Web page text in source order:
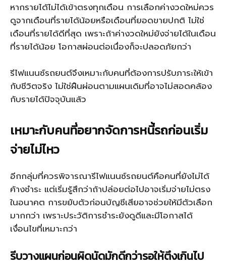
หากรายได้ไม่ได้เข้าตรงทุกเดือน การเลือกค่างวดใหม่ควร
ดูจากเดือนที่รายได้น้อยหรือเดือนที่ยอดขายปกติ ไม่ใช่
เดือนที่รายได้ดีที่สุด เพราะถ้าค่างวดใหม่ยังจ่ายได้ในเดือน
ที่รายได้น้อย โอกาสผ่อนต่อเนื่องก็จะปลอดภัยกว่า
รีไฟแนนซ์รถยนต์จึงเหมาะกับคนที่ต้องการปรับภาระให้เข้า
กับชีวิตจริง ไม่ใช่ฝืนผ่อนตามแผนเดิมที่อาจไม่สอดคล้อง
กับรายได้ปัจจุบันแล้ว
เหมาะกับคนที่อยากจัดการหนี้รถก่อนเริ่ม
จ่ายไม่ไหว
อีกกลุ่มที่ควรพิจารณารีไฟแนนซ์รถยนต์คือคนที่ยังไม่ได้
ค้างชำระ แต่เริ่มรู้สึกว่าถ้าปล่อยต่อไปอาจเริ่มจ่ายไม่ตรง
ในอนาคต การขยับตัวก่อนบัญชีเสียอาจช่วยให้มีตัวเลือก
มากกว่า เพราะประวัติการชำระยังดูดีและมีโอกาสได้
เงื่อนไขที่เหมาะกว่า
รีบวางแผนก่อนผิดนัดมักดีกว่ารอให้ตึงเกินไป